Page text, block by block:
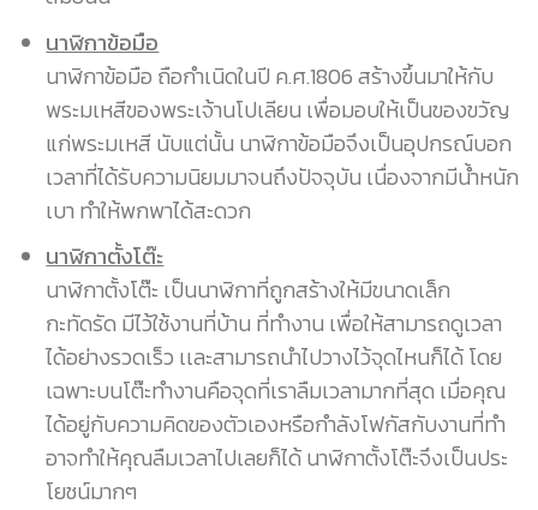
นาฬิกาข้อมือ
นาฬิกาข้อมือ ถือกำเนิดในปี ค.ศ.1806 สร้างขึ้นมาให้กับ
พระมเหสีของพระเจ้านโปเลียน เพื่อมอบให้เป็นของขวัญ
แก่พระมเหสี นับแต่นั้น นาฬิกาข้อมือจึงเป็นอุปกรณ์บอก
เวลาที่ได้รับความนิยมมาจนถึงปัจจุบัน เนื่องจากมีน้ำหนัก
เบา ทำให้พกพาได้สะดวก
นาฬิกาตั้งโต๊ะ
นาฬิกาตั้งโต๊ะ เป็นนาฬิกาที่ถูกสร้างให้มีขนาดเล็ก
กะทัดรัด มีไว้ใช้งานที่บ้าน ที่ทำงาน เพื่อให้สามารถดูเวลา
ได้อย่างรวดเร็ว เเละสามารถนำไปวางไว้จุดไหนก็ได้ โดย
เฉพาะบนโต๊ะทำงานคือจุดที่เราลืมเวลามากที่สุด เมื่อคุณ
ได้อยู่กับความคิดของตัวเองหรือกำลังโฟกัสกับงานที่ทำ
อาจทำให้คุณลืมเวลาไปเลยก็ได้ นาฬิกาตั้งโต๊ะจึงเป็นประ
โยชน์มากๆ